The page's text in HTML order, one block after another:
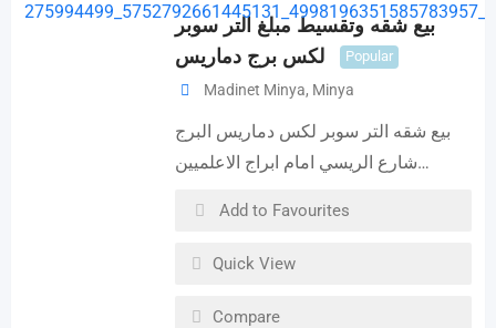
بيع شقه وتقسيط مبلغ التر سوبر
لكس برج دماريس
Popular
Madinet Minya, Minya
بيع شقه التر سوبر لكس دماريس البرج
شارع الريسي امام ابراج الاعلميين…
Add to Favourites
Quick View
Compare